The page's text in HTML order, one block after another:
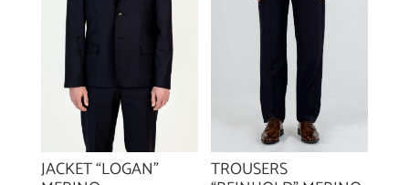
JACKET “LOGAN” TROUSERS